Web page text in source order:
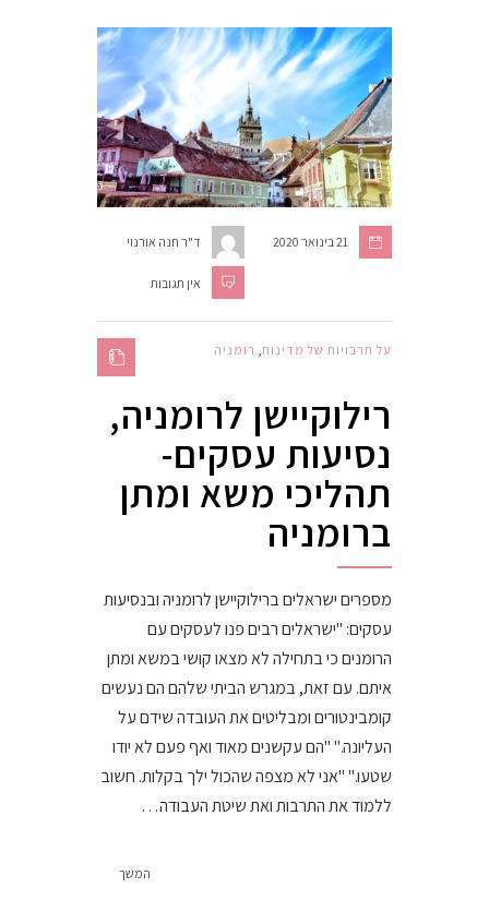
ד"ר חנה אורנוי 21 בינואר 2020
אין תגובות
על תרבויות של מדינות רומניה
רילוקיישן לרומניה,
נסיעות עסקים-
תהליכי משא ומתן
ברומניה
מספרים ישראלים ברילוקיישן לרומניה ובנסיעות
עסקים: "ישראלים רבים פנו לעסקים עם
הרומנים כי בתחילה לא מצאו קושי במשא ומתן
איתם. עם זאת, במגרש הביתי שלהם הם נעשים
קומבינטורים ומבליטים את העובדה שידם על
העליונה." "הם עקשנים מאוד ואף פעם לא יודו
שטעו." "אני לא מצפה שהכול ילך בקלות. חשוב
ללמוד את התרבות ואת שיטת העבודה…
המשך